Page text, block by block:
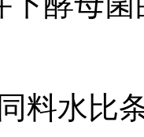
料水比